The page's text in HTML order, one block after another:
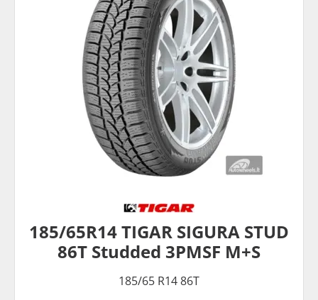
185/65R14 TIGAR SIGURA STUD
86T Studded 3PMSF M+S
185/65 R14 86T